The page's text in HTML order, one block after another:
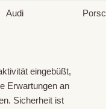
Audi
eingebüßt,
Erwartungen an
Sicherheit ist